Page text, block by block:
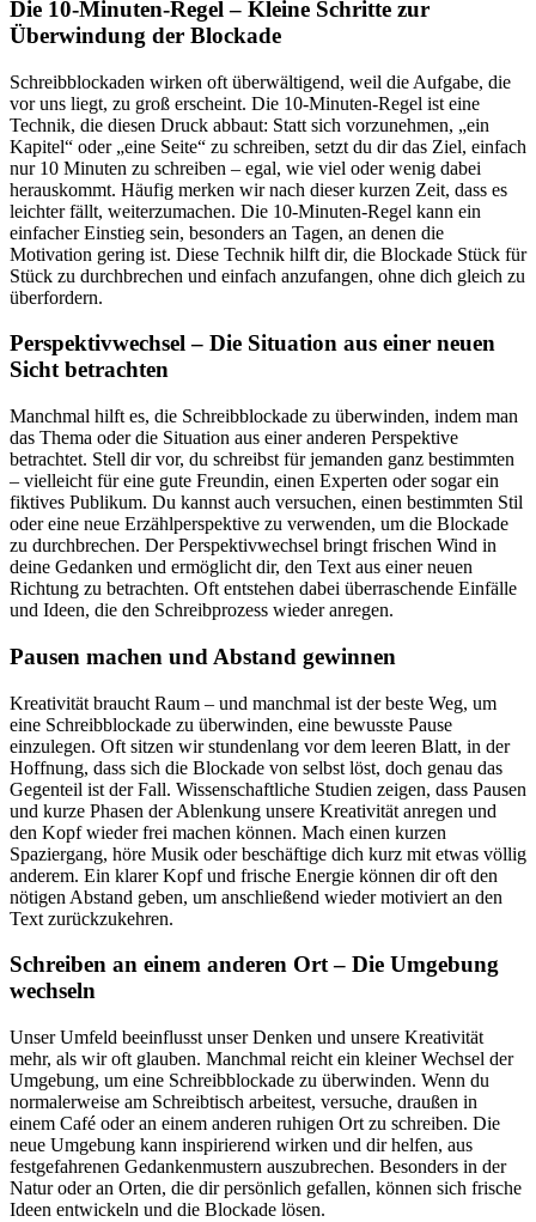
Die 10-Minuten-Regel – Kleine Schritte zur
Überwindung der Blockade
Schreibblockaden wirken oft überwältigend, weil die Aufgabe, die
vor uns liegt, zu groß erscheint. Die 10-Minuten-Regel ist eine
Technik, die diesen Druck abbaut: Statt sich vorzunehmen, „ein
Kapitel“ oder „eine Seite“ zu schreiben, setzt du dir das Ziel, einfach
nur 10 Minuten zu schreiben – egal, wie viel oder wenig dabei
herauskommt. Häufig merken wir nach dieser kurzen Zeit, dass es
leichter fällt, weiterzumachen. Die 10-Minuten-Regel kann ein
einfacher Einstieg sein, besonders an Tagen, an denen die
Motivation gering ist. Diese Technik hilft dir, die Blockade Stück für
Stück zu durchbrechen und einfach anzufangen, ohne dich gleich zu
überfordern.
Perspektivwechsel – Die Situation aus einer neuen
Sicht betrachten
Manchmal hilft es, die Schreibblockade zu überwinden, indem man
das Thema oder die Situation aus einer anderen Perspektive
betrachtet. Stell dir vor, du schreibst für jemanden ganz bestimmten
– vielleicht für eine gute Freundin, einen Experten oder sogar ein
fiktives Publikum. Du kannst auch versuchen, einen bestimmten Stil
oder eine neue Erzählperspektive zu verwenden, um die Blockade
zu durchbrechen. Der Perspektivwechsel bringt frischen Wind in
deine Gedanken und ermöglicht dir, den Text aus einer neuen
Richtung zu betrachten. Oft entstehen dabei überraschende Einfälle
und Ideen, die den Schreibprozess wieder anregen.
Pausen machen und Abstand gewinnen
Kreativität braucht Raum – und manchmal ist der beste Weg, um
eine Schreibblockade zu überwinden, eine bewusste Pause
einzulegen. Oft sitzen wir stundenlang vor dem leeren Blatt, in der
Hoffnung, dass sich die Blockade von selbst löst, doch genau das
Gegenteil ist der Fall. Wissenschaftliche Studien zeigen, dass Pausen
und kurze Phasen der Ablenkung unsere Kreativität anregen und
den Kopf wieder frei machen können. Mach einen kurzen
Spaziergang, höre Musik oder beschäftige dich kurz mit etwas völlig
anderem. Ein klarer Kopf und frische Energie können dir oft den
nötigen Abstand geben, um anschließend wieder motiviert an den
Text zurückzukehren.
Schreiben an einem anderen Ort – Die Umgebung
wechseln
Unser Umfeld beeinflusst unser Denken und unsere Kreativität
mehr, als wir oft glauben. Manchmal reicht ein kleiner Wechsel der
Umgebung, um eine Schreibblockade zu überwinden. Wenn du
normalerweise am Schreibtisch arbeitest, versuche, draußen in
einem Café oder an einem anderen ruhigen Ort zu schreiben. Die
neue Umgebung kann inspirierend wirken und dir helfen, aus
festgefahrenen Gedankenmustern auszubrechen. Besonders in der
Natur oder an Orten, die dir persönlich gefallen, können sich frische
Ideen entwickeln und die Blockade lösen.